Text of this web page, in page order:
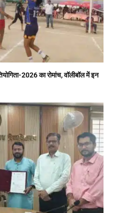
2026 का रोमांच, वॉलीबॉल में इन